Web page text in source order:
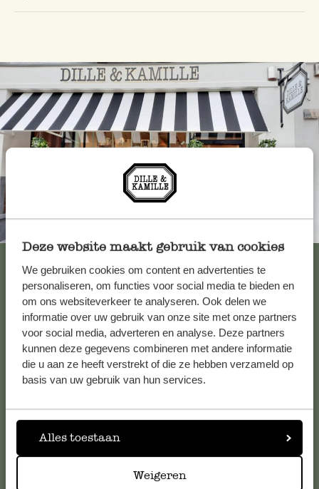
Deze website maakt gebruik van cookies
We gebruiken cookies om content en advertenties te
personaliseren, om functies voor social media te bieden en
om ons websiteverkeer te analyseren. Ook delen we
informatie over uw gebruik van onze site met onze partners
voor social media, adverteren en analyse. Deze partners
kunnen deze gegevens combineren met andere informatie
die u aan ze heeft verstrekt of die ze hebben verzameld op
basis van uw gebruik van hun services.
Alles toestaan
Weigeren
Service clientèle
Pour toute question ou demande de conseil ou d’aide,
veuillez contacter notre service clientèle. Ou retrouvez ici
serviceclientele@dille-kamille.com